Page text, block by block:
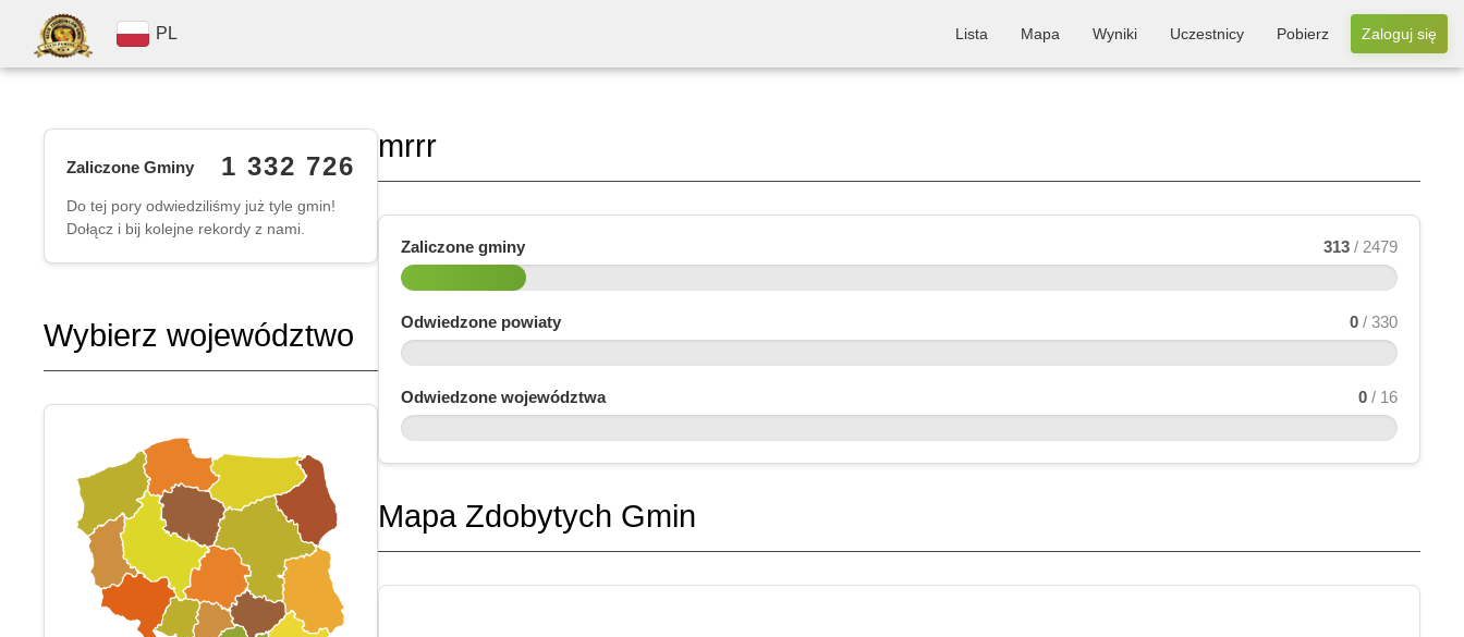
PL Lista Mapa Wyniki Uczestnicy Pobierz Zaloguj się
Zaliczone Gminy 1 332 726
Do tej pory odwiedziliśmy już tyle gmin!
Dołącz i bij kolejne rekordy z nami.
Wybierz województwo
mrrr
Zaliczone gminy 313 / 2479
Odwiedzone powiaty 0 / 330
Odwiedzone województwa 0 / 16
Mapa Zdobytych Gmin